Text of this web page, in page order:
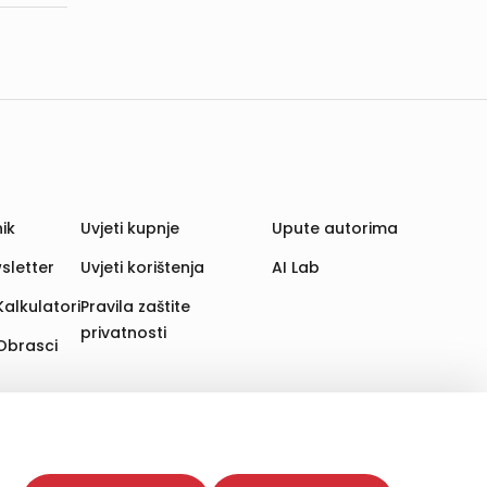
Time poboljšavamo korisničko iskustvo,
web stranica i uređaja u tu svrhu. Naši partneri
Uvjeti kupnje
Uvjeti korištenja
Pravila zaštite
privatnosti
Upute autorima
AI Lab